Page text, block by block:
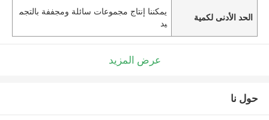
الحد الأدنى لكمية
يمكننا إنتاج مجموعات سائلة ومجففة بالتجم
يد
عرض المزيد
حول نا